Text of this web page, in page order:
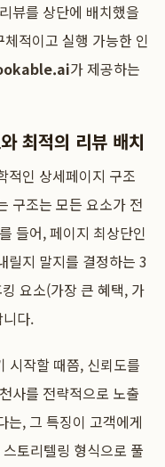
뷰를 상단에 배치했을
적이고 실행 가능한 인
가 제공하는
최적의 리뷰 배치
적인 상세페이지 구조
구조는 모든 요소가 전
들어, 페이지 최상단인
릴지 말지를 결정하는 3
요소(가장 큰 혜택, 가
다.
시작할 때쯤, 신뢰도를
사를 전략적으로 노출
는, 그 특징이 고객에게
토리텔링 형식으로 풀